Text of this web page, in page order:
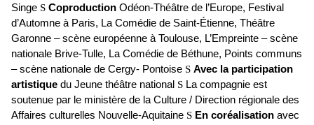
Singe S Coproduction Odéon-Théâtre de l’Europe, Festival
d’Automne à Paris, La Comédie de Saint-Étienne, Théâtre
Garonne – scène européenne à Toulouse, L’Empreinte – scène
nationale Brive-Tulle, La Comédie de Béthune, Points communs
– scène nationale de Cergy- Pontoise S Avec la participation
artistique du Jeune théâtre national S La compagnie est
soutenue par le ministère de la Culture / Direction régionale des
Affaires culturelles Nouvelle-Aquitaine S En coréalisation avec